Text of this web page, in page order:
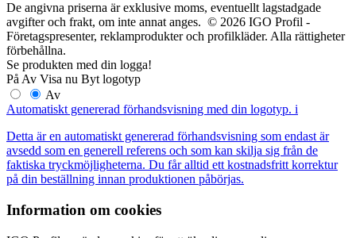
De angivna priserna är exklusive moms, eventuellt lagstadgade
avgifter och frakt, om inte annat anges. © 2026 IGO Profil -
Företagspresenter, reklamprodukter och profilkläder. Alla rättigheter
förbehållna.
Se produkten med din logga!
På Av Visa nu Byt logotyp
Av
Automatiskt genererad förhandsvisning med din logotyp. i
Detta är en automatiskt genererad förhandsvisning som endast är
avsedd som en generell referens och som kan skilja sig från de
faktiska tryckmöjligheterna. Du får alltid ett kostnadsfritt korrektur
på din beställning innan produktionen påbörjas.
Information om cookies